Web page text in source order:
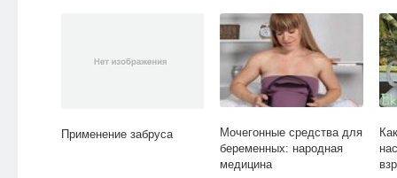
Применение забруса
Мочегонные средства для
беременных: народная
медицина